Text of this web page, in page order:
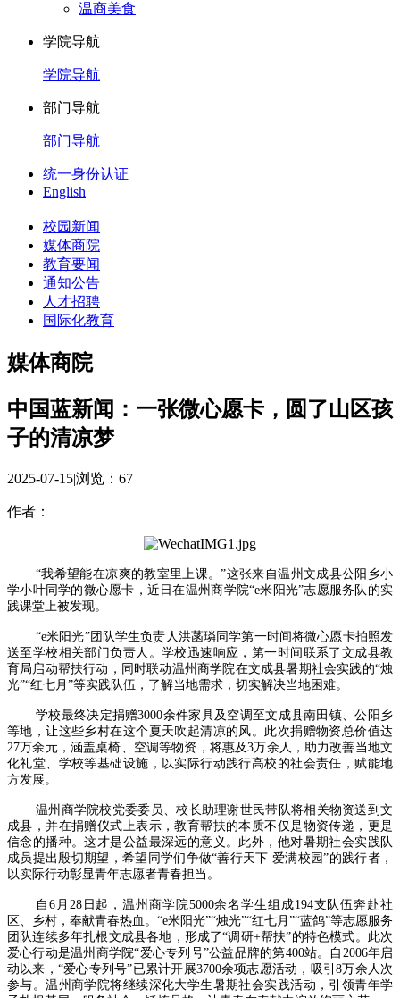
温商美食
学院导航
学院导航
部门导航
部门导航
统一身份认证
English
校园新闻
媒体商院
教育要闻
通知公告
人才招聘
国际化教育
媒体商院
中国蓝新闻：一张微心愿卡，圆了山区孩
子的清凉梦
2025-07-15|浏览： 67
作者：
“我希望能在凉爽的教室里上课。”这张来自温州文成县公阳乡小
学小叶同学的微心愿卡，近日在温州商学院“e米阳光”志愿服务队的实
践课堂上被发现。
“e米阳光”团队学生负责人洪菡璘同学第一时间将微心愿卡拍照发
送至学校相关部门负责人。学校迅速响应，第一时间联系了文成县教
育局启动帮扶行动，同时联动温州商学院在文成县暑期社会实践的“烛
光”“红七月”等实践队伍，了解当地需求，切实解决当地困难。
学校最终决定捐赠3000余件家具及空调至文成县南田镇、公阳乡
等地，让这些乡村在这个夏天吹起清凉的风。此次捐赠物资总价值达
27万余元，涵盖桌椅、空调等物资，将惠及3万余人，助力改善当地文
化礼堂、学校等基础设施，以实际行动践行高校的社会责任，赋能地
方发展。
温州商学院校党委委员、校长助理谢世民带队将相关物资送到文
成县，并在捐赠仪式上表示，教育帮扶的本质不仅是物资传递，更是
信念的播种。这才是公益最深远的意义。此外，他对暑期社会实践队
成员提出殷切期望，希望同学们争做“善行天下 爱满校园”的践行者，
以实际行动彰显青年志愿者青春担当。
自6月28日起，温州商学院5000余名学生组成194支队伍奔赴社
区、乡村，奉献青春热血。“e米阳光”“烛光”“红七月”“蓝鸽”等志愿服务
团队连续多年扎根文成县各地，形成了“调研+帮扶”的特色模式。此次
爱心行动是温州商学院“爱心专列号”公益品牌的第400站。自2006年启
动以来，“爱心专列号”已累计开展3700余项志愿活动，吸引8万余人次
参与。温州商学院将继续深化大学生暑期社会实践活动，引领青年学